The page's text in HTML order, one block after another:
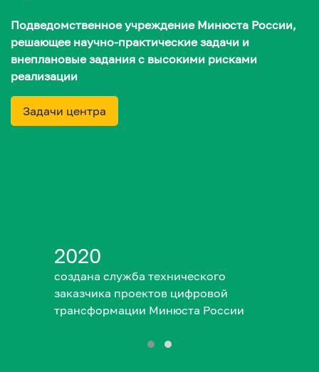
Подведомственное учреждение Минюста России,
решающее научно-практические задачи и
внеплановые задания с высокими рисками
реализации
Задачи центра
служба технического
проектов цифровой
Минюста России